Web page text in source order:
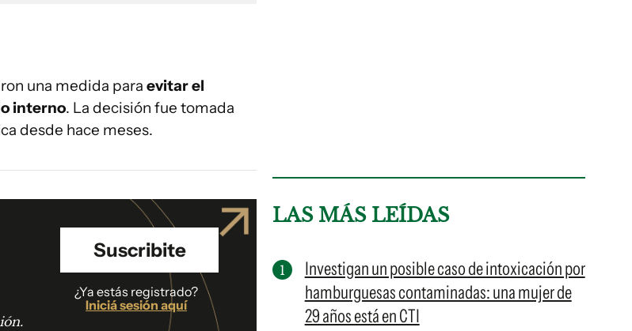
una medida para evitar el
interno. La decisión fue tomada
desde hace meses.
Suscribite
¿Ya estás registrado?
Iniciá sesión aquí
LAS MÁS LEÍDAS
Investigan un posible caso de intoxicación por
hamburguesas contaminadas: una mujer de
29 años está en CTI